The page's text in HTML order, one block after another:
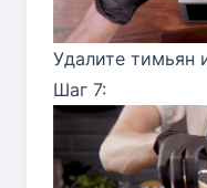
Удалите тимьян
Шаг 7: